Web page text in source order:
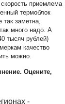
приемлема
термоблок
заметна,
много надо. А
тысяч рублей)
качество
можно.
Оцените,
-